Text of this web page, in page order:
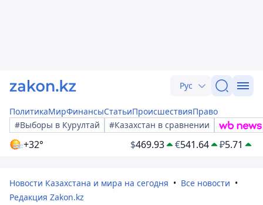
Рус
ПолитикаМирФинансыСтатьиПроисшествияПраво
#Выборы в Курултай
#Казахстан в сравнении
+32° $469.93 €541.64 ₽5.71
Новости Казахстана и мира на сегодня
Все новости
Редакция Zakon.kz